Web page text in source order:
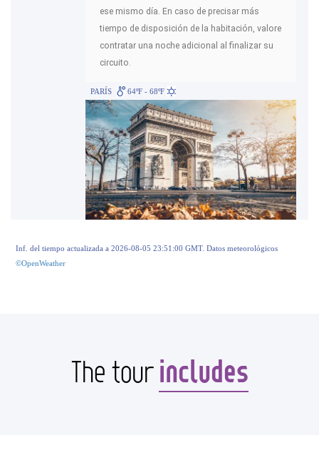
ese mismo día. En caso de precisar más
tiempo de disposición de la habitación, valore
contratar una noche adicional al finalizar su
circuito.
PARÍS 64ºF - 68ºF
Inf. del tiempo actualizada a 2026-08-05 23:51:00 GMT. Datos meteorológicos
©OpenWeather
The tourincludes